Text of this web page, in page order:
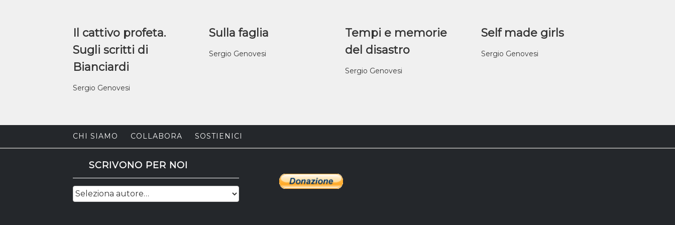
Il cattivo profeta.
Sugli scritti di
Bianciardi
Sergio Genovesi
Sulla faglia
Sergio Genovesi
Tempi e memorie
del disastro
Sergio Genovesi
Self made girls
Sergio Genovesi
CHI SIAMO COLLABORA SOSTIENICI
SCRIVONO PER NOI